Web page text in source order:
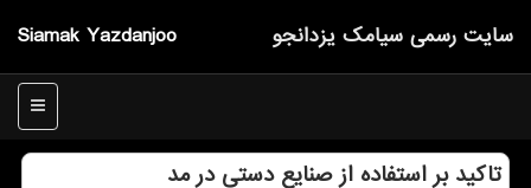
Siamak Yazdanjoo سایت رسمی سیامك یزدانجو
منو
تاكید بر استفاده از صنایع دستی در مد